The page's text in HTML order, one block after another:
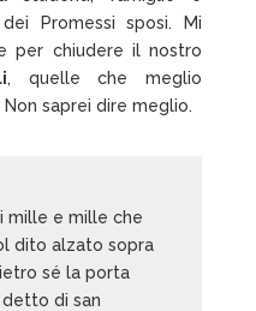
Promessi sposi. Mi
per chiudere il nostro
, quelle che meglio
saprei dire meglio.
mille e mille che
dito alzato sopra
sé la porta
di san